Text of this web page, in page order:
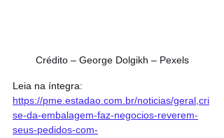
Crédito – George Dolgikh – Pexels
Leia na íntegra:
https://pme.estadao.com.br/noticias/geral,cri
se-da-embalagem-faz-negocios-reverem-
seus-pedidos-com-